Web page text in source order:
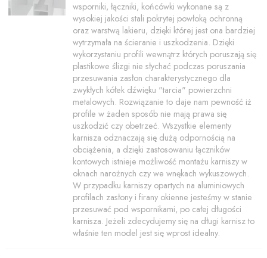
wsporniki, łączniki, końcówki wykonane są z
wysokiej jakości stali pokrytej powłoką ochronną
oraz warstwą lakieru, dzięki której jest ona bardziej
wytrzymała na ścieranie i uszkodzenia. Dzięki
wykorzystaniu profili wewnątrz których poruszają się
plastikowe ślizgi nie słychać podczas poruszania
przesuwania zasłon charakterystycznego dla
zwykłych kółek dźwięku "tarcia" powierzchni
metalowych. Rozwiązanie to daje nam pewność iż
profile w żaden sposób nie mają prawa się
uszkodzić czy obetrzeć. Wszystkie elementy
karnisza odznaczają się dużą odpornością na
obciążenia, a dzięki zastosowaniu łączników
kontowych istnieje możliwość montażu karniszy w
oknach narożnych czy we wnękach wykuszowych.
W przypadku karniszy opartych na aluminiowych
profilach zasłony i firany okienne jesteśmy w stanie
przesuwać pod wspornikami, po całej długości
karnisza. Jeżeli zdecydujemy się na długi karnisz to
właśnie ten model jest się wprost idealny.